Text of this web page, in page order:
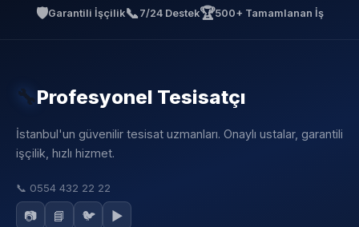
🛡️Garantili İşçilik📞 7/24 Destek🏆500+ Tamamlanan İş
🔧Profesyonel Tesisatçı
İstanbul'un güvenilir tesisat uzmanları. Onaylı ustalar, garantili
işçilik, hızlı hizmet.
📞 0554 432 22 22
📷 📘 🐦 ▶️